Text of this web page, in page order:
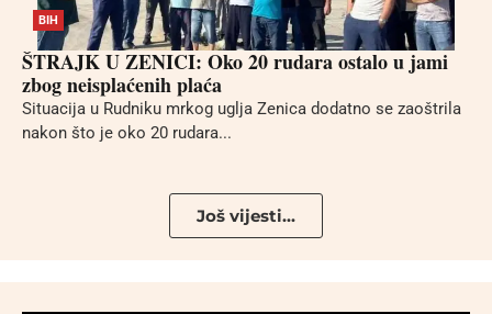
BIH
ŠTRAJK U ZENICI: Oko 20 rudara ostalo u jami
zbog neisplaćenih plaća
Situacija u Rudniku mrkog uglja Zenica dodatno se zaoštrila
nakon što je oko 20 rudara...
Još vijesti...